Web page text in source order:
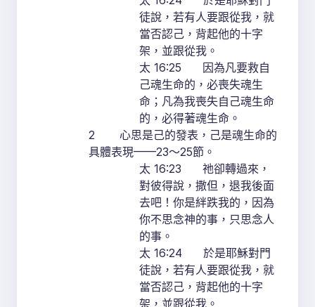
徒說，若有人要跟從我，就
當否認己，背起他的十字
架，並跟從我。
太 16:25 因為凡要救自
己魂生命的，必喪失魂生
命；凡為我喪失自己魂生命
的，必得著魂生命。
2 心思是己的發表，己是魂生命的
具體表現——23～25節。
太 16:23 祂卻轉過來，
對彼得說，撒但，退我後面
去吧！你是絆跌我的，因為
你不思念神的事，只思念人
的事。
太 16:24 於是耶穌對門
徒說，若有人要跟從我，就
當否認己，背起他的十字
架，並跟從我。